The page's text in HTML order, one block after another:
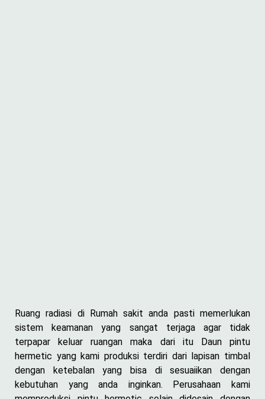
Ruang radiasi di Rumah sakit anda pasti memerlukan
sistem keamanan yang sangat terjaga agar tidak
terpapar keluar ruangan maka dari itu Daun pintu
hermetic yang kami produksi terdiri dari lapisan timbal
dengan ketebalan yang bisa di sesuaiikan dengan
kebutuhan yang anda inginkan. Perusahaan kami